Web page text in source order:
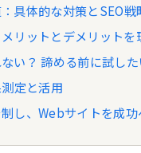
具体的な対策とSEO戦
リットとデメリットを
い？ 諦める前に試し
定と活用
し、Webサイトを成功